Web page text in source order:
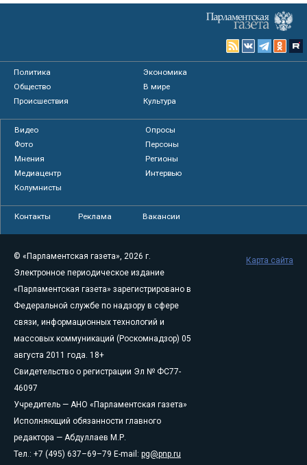
Политика
Экономика
Общество
В мире
Происшествия
Культура
Видео
Опросы
Фото
Персоны
Мнения
Регионы
Медиацентр
Интервью
Колумнисты
Контакты Реклама Вакансии
© «Парламентская газета», 2026 г.
Электронное периодическое издание
«Парламентская газета» зарегистрировано в
Федеральной службе по надзору в сфере
связи, информационных технологий и
массовых коммуникаций (Роскомнадзор) 05
августа 2011 года. 18+
Свидетельство о регистрации Эл № ФС77-
46097
Учредитель — АНО «Парламентская газета»
Исполняющий обязанности главного
редактора — Абдуллаев М.Р.
Тел.: +7 (495) 637–69–79 E-mail: pg@pnp.ru
Карта сайта